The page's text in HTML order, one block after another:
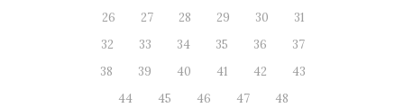
26
27 28 29 30
31
32
33 34 35 36
37
38
39 40 41 42
43
44
45 46 47
48